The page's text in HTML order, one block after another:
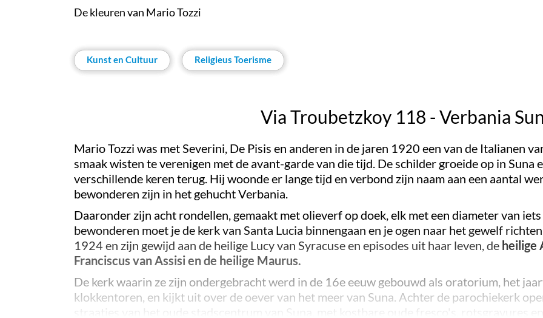
De kleuren van Mario Tozzi
Kunst en Cultuur Religieus Toerisme
Via Troubetzkoy 118 - Verbania
Mario Tozzi was met Severini, De Pisis en anderen in de jaren 1920 een van de Italianen
smaak wisten te verenigen met de avant-garde van die tijd. De schilder groeide op in Suna
verschillende keren terug. Hij woonde er lange tijd en verbond zijn naam aan een aantal
bewonderen zijn in het gehucht Verbania.
Daaronder zijn acht rondellen, gemaakt met olieverf op doek, elk met een diameter van
bewonderen moet je de kerk van Santa Lucia binnengaan en je ogen naar het gewelf
1924 en zijn gewijd aan de heilige Lucy van Syracuse en episodes uit haar leven, de heilige
Franciscus van Assisi en de heilige Maurus.
De kerk waarin ze zijn ondergebracht werd in de 16e eeuw gebouwd als oratorium, het
klokkentoren, en kijkt uit over de oever van het meer van Suna. Achter de parochiekerk